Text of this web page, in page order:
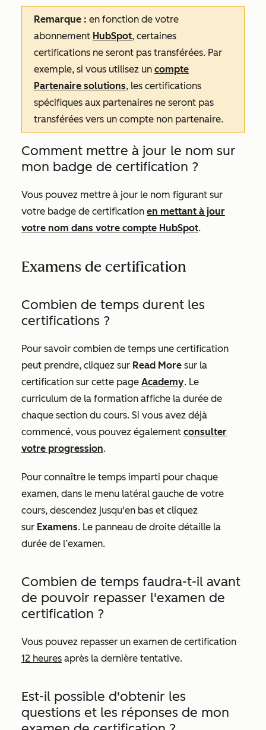
Remarque : en fonction de votre
abonnement HubSpot, certaines
certifications ne seront pas transférées. Par
exemple, si vous utilisez un compte
Partenaire solutions, les certifications
spécifiques aux partenaires ne seront pas
transférées vers un compte non partenaire.
Comment mettre à jour le nom sur
mon badge de certification ?
Vous pouvez mettre à jour le nom figurant sur
votre badge de certification en mettant à jour
votre nom dans votre compte HubSpot.
Examens de certification
Combien de temps durent les
certifications ?
Pour savoir combien de temps une certification
peut prendre, cliquez sur Read More sur la
certification sur cette page Academy. Le
curriculum de la formation affiche la durée de
chaque section du cours. Si vous avez déjà
commencé, vous pouvez également consulter
votre progression.
Pour connaître le temps imparti pour chaque
examen, dans le menu latéral gauche de votre
cours, descendez jusqu'en bas et cliquez
sur Examens. Le panneau de droite détaille la
durée de l’examen.
Combien de temps faudra-t-il avant
de pouvoir repasser l'examen de
certification ?
Vous pouvez repasser un examen de certification
12 heures après la dernière tentative.
Est-il possible d'obtenir les
questions et les réponses de mon